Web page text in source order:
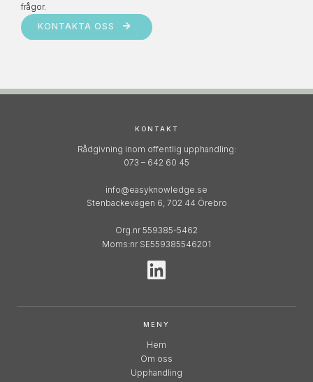
frågor.
KONTAKTA OSS
KONTAKT
Rådgivning inom offentlig upphandling:
073 – 642 60 45
info@easyknowledge.se
Stenbackevägen 6, 702 44 Örebro
Org.nr 559385-5462
Moms:nr SE559385546201
MENY
Hem
Om oss
Upphandling